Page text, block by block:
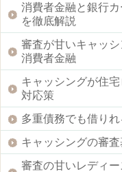
消費者金融と銀行
を徹底解説
審査が甘いキャッ
消費者金融
キャッシングが住
対応策
多重債務でも借り
キャッシングの審
審査の甘いレディ